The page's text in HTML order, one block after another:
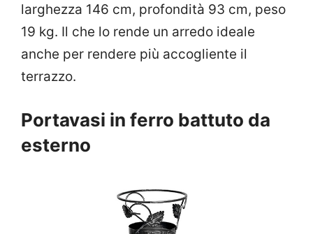
larghezza 146 cm, profondità 93 cm, peso
19 kg. Il che lo rende un arredo ideale
anche per rendere più accogliente il
terrazzo.
Portavasi in ferro battuto da
esterno